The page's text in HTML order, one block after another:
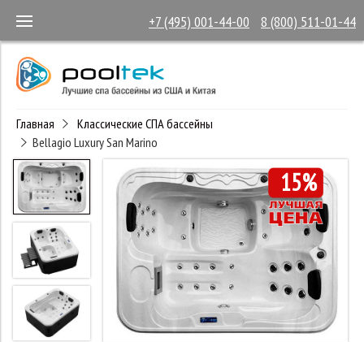
+7 (495) 001-44-00 8 (800) 511-01-44
Главная
Классические СПА бассейны
Bellagio Luxury San Marino
15%